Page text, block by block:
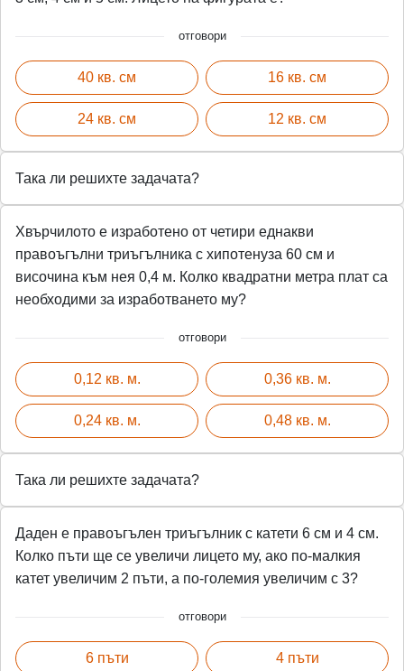
отговори
40 кв. см
24 кв. см
16 кв. см
12 кв. см
Така ли решихте задачата?
Хвърчилото е изработено от четири еднакви
правоъгълни триъгълника с хипотенуза 60 см и
височина към нея 0,4 м. Колко квадратни метра плат са
необходими за изработването му?
отговори
0,12 кв. м.
0,24 кв. м.
0,36 кв. м.
0,48 кв. м.
Така ли решихте задачата?
Даден е правоъгълен триъгълник с катети 6 см и 4 см.
Колко пъти ще се увеличи лицето му, ако по-малкия
катет увеличим 2 пъти, а по-големия увеличим с 3?
отговори
6 пъти 4 пъти